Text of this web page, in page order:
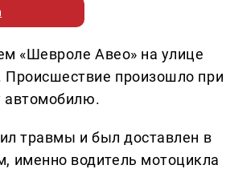
«Шевроле Авео» на улице
Происшествие произошло при
автомобилю.
травмы и был доставлен в
именно водитель мотоцикла